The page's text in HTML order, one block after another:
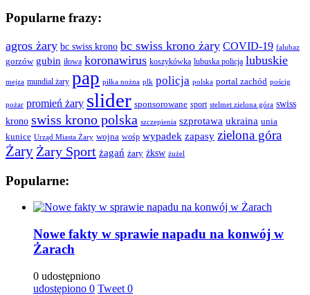
Popularne frazy:
agros żary bc swiss krono bc swiss krono żary COVID-19 falubaz
gorzów gubin iłowa koronawirus koszykówka lubuska policja lubuskie
mejza mundial żary pap piłka nożna plk policja polska portal zachód pościg
pożar promień żary slider sponsorowane sport stelmet zielona góra swiss
krono swiss krono polska szczepienia szprotawa ukraina unia
kunice Urząd Miasta Żary wojna wośp wypadek zapasy zielona góra
Żary Żary Sport żagań żary żksw żużel
Popularne:
Nowe fakty w sprawie napadu na konwój w
Żarach
0 udostępniono
udostępiono 0 Tweet 0